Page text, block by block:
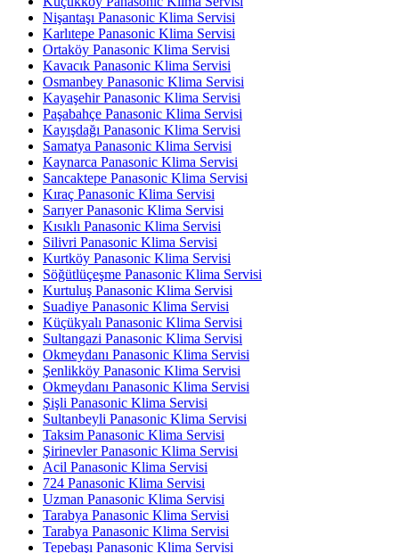
Nişantaşı Panasonic Klima Servisi
Karlıtepe Panasonic Klima Servisi
Ortaköy Panasonic Klima Servisi
Kavacık Panasonic Klima Servisi
Osmanbey Panasonic Klima Servisi
Kayaşehir Panasonic Klima Servisi
Paşabahçe Panasonic Klima Servisi
Kayışdağı Panasonic Klima Servisi
Samatya Panasonic Klima Servisi
Kaynarca Panasonic Klima Servisi
Sancaktepe Panasonic Klima Servisi
Kıraç Panasonic Klima Servisi
Sarıyer Panasonic Klima Servisi
Kısıklı Panasonic Klima Servisi
Silivri Panasonic Klima Servisi
Kurtköy Panasonic Klima Servisi
Söğütlüçeşme Panasonic Klima Servisi
Kurtuluş Panasonic Klima Servisi
Suadiye Panasonic Klima Servisi
Küçükyalı Panasonic Klima Servisi
Sultangazi Panasonic Klima Servisi
Okmeydanı Panasonic Klima Servisi
Şenlikköy Panasonic Klima Servisi
Okmeydanı Panasonic Klima Servisi
Şişli Panasonic Klima Servisi
Sultanbeyli Panasonic Klima Servisi
Taksim Panasonic Klima Servisi
Şirinevler Panasonic Klima Servisi
Acil Panasonic Klima Servisi
724 Panasonic Klima Servisi
Uzman Panasonic Klima Servisi
Tarabya Panasonic Klima Servisi
Tarabya Panasonic Klima Servisi
Tepebaşı Panasonic Klima Servisi